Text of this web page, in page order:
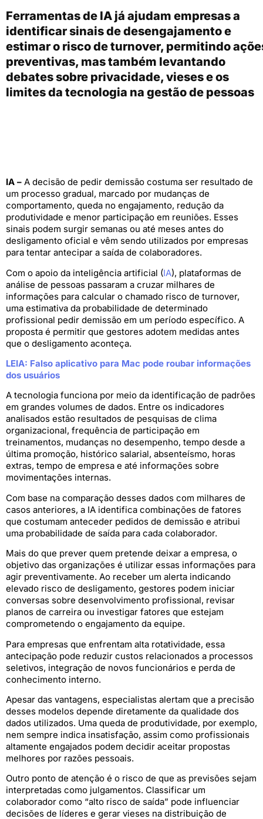
Ferramentas de IA já ajudam empresas a
identificar sinais de desengajamento e
estimar o risco de turnover, permitindo
preventivas, mas também levantando
debates sobre privacidade, vieses e os
limites da tecnologia na gestão de pessoas
IA – A decisão de pedir demissão costuma ser resultado de
um processo gradual, marcado por mudanças de
comportamento, queda no engajamento, redução da
produtividade e menor participação em reuniões. Esses
sinais podem surgir semanas ou até meses antes do
desligamento oficial e vêm sendo utilizados por empresas
para tentar antecipar a saída de colaboradores.
Com o apoio da inteligência artificial (IA), plataformas de
análise de pessoas passaram a cruzar milhares de
informações para calcular o chamado risco de turnover,
uma estimativa da probabilidade de determinado
profissional pedir demissão em um período específico. A
proposta é permitir que gestores adotem medidas antes
que o desligamento aconteça.
LEIA: Falso aplicativo para Mac pode roubar informações
dos usuários
A tecnologia funciona por meio da identificação de padrões
em grandes volumes de dados. Entre os indicadores
analisados estão resultados de pesquisas de clima
organizacional, frequência de participação em
treinamentos, mudanças no desempenho, tempo desde a
última promoção, histórico salarial, absenteísmo, horas
extras, tempo de empresa e até informações sobre
movimentações internas.
Com base na comparação desses dados com milhares de
casos anteriores, a IA identifica combinações de fatores
que costumam anteceder pedidos de demissão e atribui
uma probabilidade de saída para cada colaborador.
Mais do que prever quem pretende deixar a empresa, o
objetivo das organizações é utilizar essas informações para
agir preventivamente. Ao receber um alerta indicando
elevado risco de desligamento, gestores podem iniciar
conversas sobre desenvolvimento profissional, revisar
planos de carreira ou investigar fatores que estejam
comprometendo o engajamento da equipe.
Para empresas que enfrentam alta rotatividade, essa
antecipação pode reduzir custos relacionados a processos
seletivos, integração de novos funcionários e perda de
conhecimento interno.
Apesar das vantagens, especialistas alertam que a precisão
desses modelos depende diretamente da qualidade dos
dados utilizados. Uma queda de produtividade, por exemplo,
nem sempre indica insatisfação, assim como profissionais
altamente engajados podem decidir aceitar propostas
melhores por razões pessoais.
Outro ponto de atenção é o risco de que as previsões sejam
interpretadas como julgamentos. Classificar um
colaborador como “alto risco de saída” pode influenciar
decisões de líderes e gerar vieses na distribuição de